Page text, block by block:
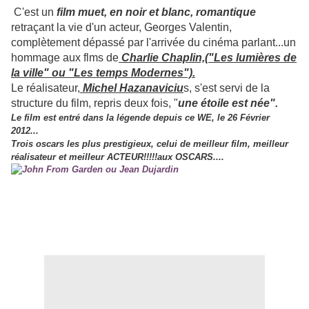
C'est un film muet, en noir et blanc, romantique
retraçant la vie d'un acteur, Georges Valentin,
complètement dépassé par l'arrivée du cinéma parlant...un
hommage aux flms de Charlie Chaplin,("Les lumières de
la ville" ou "Les temps Modernes").
Le réalisateur, Michel Hazanavicius, s'est servi de la
structure du film, repris deux fois, "une étoile est née".
Le film est entré dans la légende depuis ce WE, le 26 Février
2012...
Trois oscars les plus prestigieux, celui de meilleur film, meilleur
réalisateur et meilleur ACTEUR!!!!!aux OSCARS....